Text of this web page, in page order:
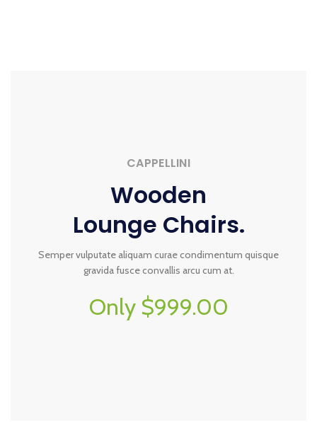
CAPPELLINI
Wooden
Lounge Chairs.
Semper vulputate aliquam curae condimentum quisque
gravida fusce convallis arcu cum at.
Only $999.00